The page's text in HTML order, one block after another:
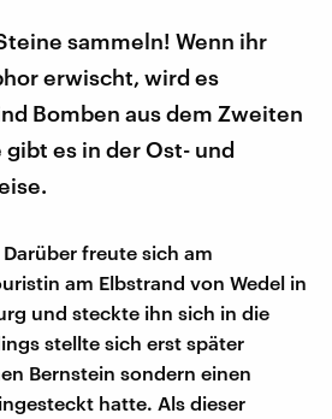
sammeln! Wenn ihr
erwischt, wird es
Bomben aus dem Zweiten
es in der Ost- und
freute sich am
am Elbstrand von Wedel in
und steckte ihn sich in die
stellte sich erst später
Bernstein sondern einen
hatte. Als dieser